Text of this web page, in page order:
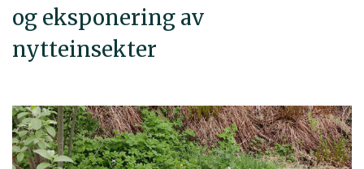
og eksponering av
nytteinsekter